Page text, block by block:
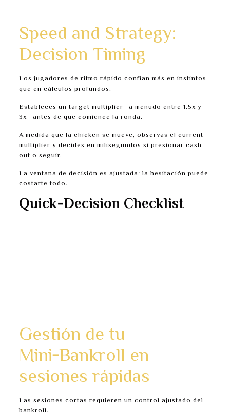
Speed and Strategy:
Decision Timing
Los jugadores de ritmo rápido confían más en instintos
que en cálculos profundos.
Estableces un target multiplier—a menudo entre 1.5x y
3x—antes de que comience la ronda.
A medida que la chicken se mueve, observas el current
multiplier y decides en milisegundos si presionar cash
out o seguir.
La ventana de decisión es ajustada; la hesitación puede
costarte todo.
Quick‑Decision Checklist
Gestión de tu
Mini‑Bankroll en
sesiones rápidas
Las sesiones cortas requieren un control ajustado del
bankroll.